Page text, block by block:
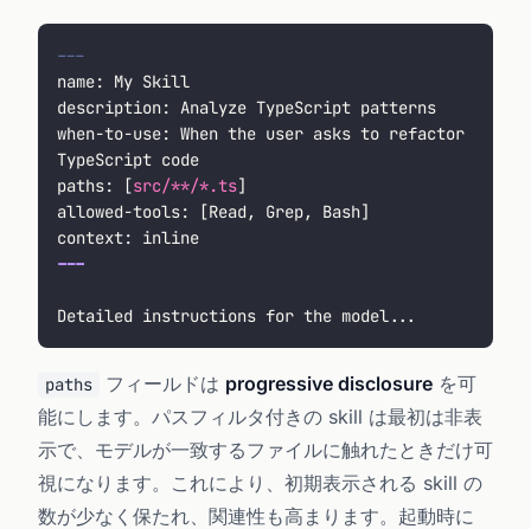
---
name: My Skill
description: Analyze TypeScript patterns
when-to-use: When the user asks to refactor
TypeScript code
paths: [src/**/*.ts]
allowed-tools: [Read, Grep, Bash]
context: inline
---
Detailed instructions for the model...
paths フィールドは progressive disclosure を可
能にします。パスフィルタ付きの skill は最初は非表
示で、モデルが一致するファイルに触れたときだけ可
視になります。これにより、初期表示される skill の
数が少なく保たれ、関連性も高まります。起動時に